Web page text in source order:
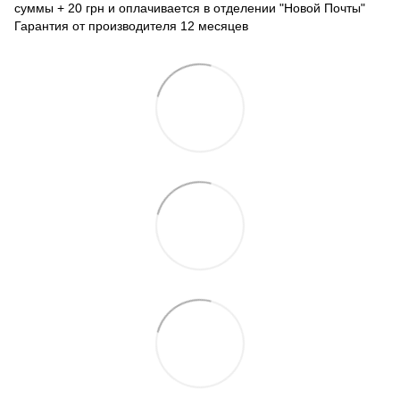
суммы + 20 грн и оплачивается в отделении "Новой Почты"
Гарантия от производителя 12 месяцев